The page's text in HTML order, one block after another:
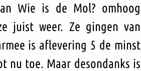
Wie is de Mol? omhoog
juist weer. Ze gingen van
is aflevering 5 de minst
nu toe. Maar desondanks is